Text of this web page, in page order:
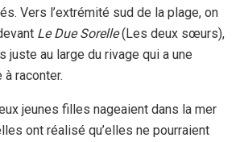
Vers l’extrémité sud de la plage, on
Le Due Sorelle(Les deux sœurs),
juste au large du rivage qui a une
raconter.
jeunes filles nageaient dans la mer
ont réalisé qu’elles ne pourraient